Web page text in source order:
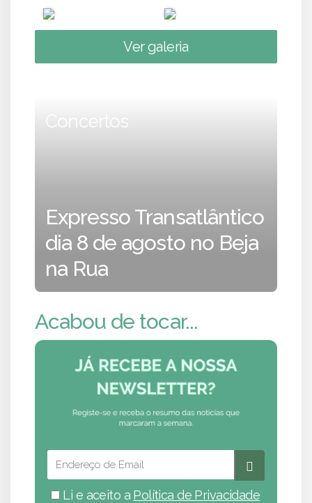
Ver galeria
Concertos
Expresso Transatlântico
dia 8 de agosto no Beja
na Rua
Acabou de tocar...
Li e aceito a Política de Privacidade